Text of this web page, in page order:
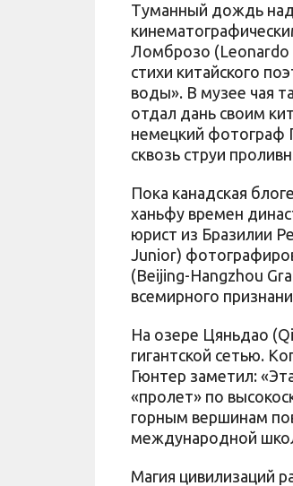
Туманный дождь над
Ломброзо (Leonardo
стихи китайского
воды». В музее чая
отдал дань своим
немецкий фотограф
сквозь струи
Пока канадская
ханьфу времен
юрист из Бразилии
Junior)
(Beijing-Hangzhou
всемирного
На озере Цяньдао
гигантской сетью.
Гюнтер заметил:
«пролет» по
горным вершинам
международной
Магия цивилизаций